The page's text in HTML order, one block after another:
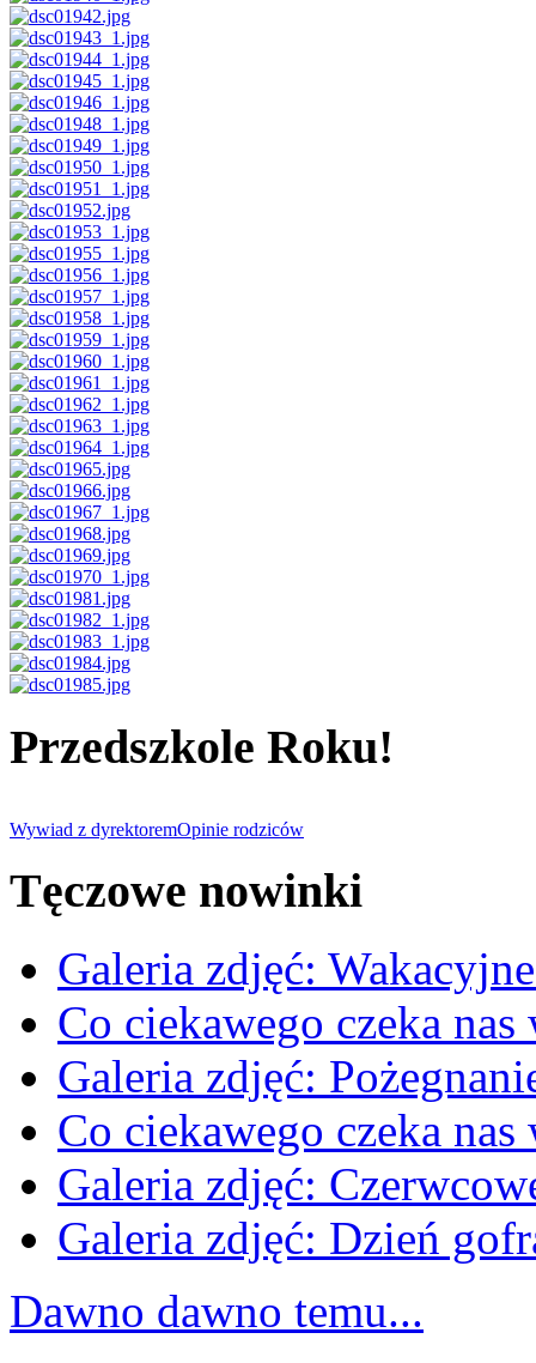
Przedszkole Roku!
Wywiad z dyrektoremOpinie rodziców
Tęczowe nowinki
Galeria zdjęć:
Co ciekawego czeka
Galeria zdjęć:
Co ciekawego czeka
Galeria zdjęć:
Galeria zdjęć: Dzień
Dawno dawno temu...